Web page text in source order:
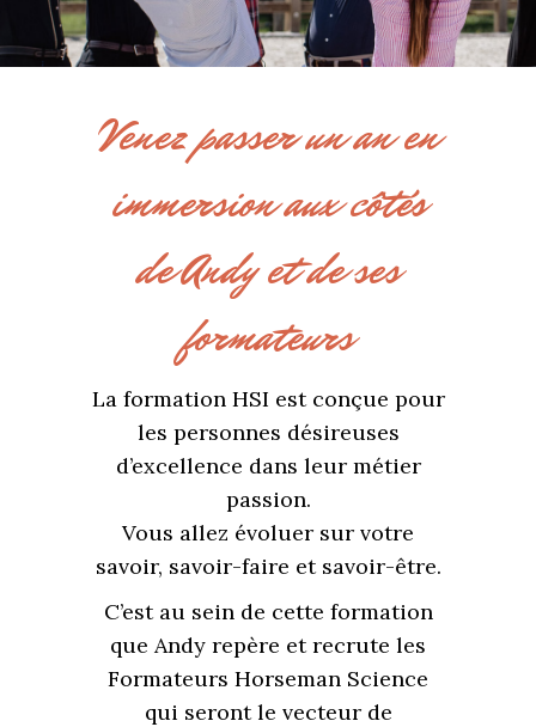
Venez passer un an en
immersion aux côtés
de Andy et de ses
formateurs
La formation HSI est conçue pour
les personnes désireuses
d’excellence dans leur métier
passion.
Vous allez évoluer sur votre
savoir, savoir-faire et savoir-être.
C’est au sein de cette formation
que Andy repère et recrute les
Formateurs Horseman Science
qui seront le vecteur de